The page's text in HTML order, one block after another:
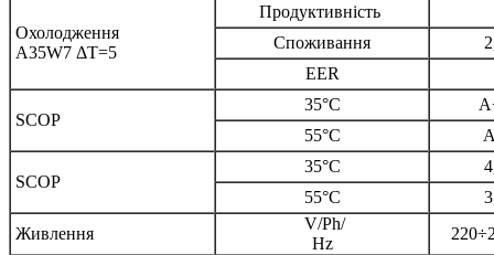
Охолодження
A35W7 ΔT=5
Продуктивність
Споживання
EER
SCOP
35°C
55°C
SCOP
35°C
55°C
Живлення
V/Ph/
Hz